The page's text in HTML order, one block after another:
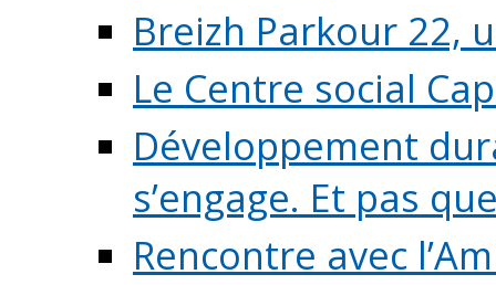
Breizh Parkour 22,
Le Centre social
Développement
s’engage. Et pas
Rencontre avec